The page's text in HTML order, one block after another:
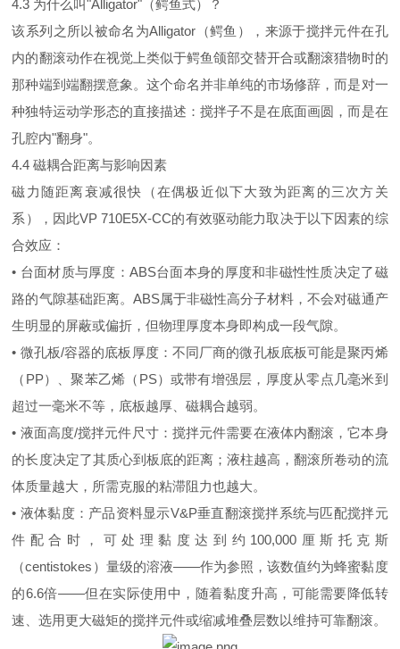
4.3 为什么叫"Alligator"（鳄鱼式）？
该系列之所以被命名为Alligator（鳄鱼），来源于搅拌元件在孔
内的翻滚动作在视觉上类似于鳄鱼颌部交替开合或翻滚猎物时的
那种端到端翻摆意象。这个命名并非单纯的市场修辞，而是对一
种独特运动学形态的直接描述：搅拌子不是在底面画圆，而是在
孔腔内"翻身"。
4.4 磁耦合距离与影响因素
磁力随距离衰减很快（在偶极近似下大致为距离的三次方关
系），因此VP 710E5X-CC的有效驱动能力取决于以下因素的综
合效应：
• 台面材质与厚度：ABS台面本身的厚度和非磁性性质决定了磁
路的气隙基础距离。ABS属于非磁性高分子材料，不会对磁通产
生明显的屏蔽或偏折，但物理厚度本身即构成一段气隙。
• 微孔板/容器的底板厚度：不同厂商的微孔板底板可能是聚丙烯
（PP）、聚苯乙烯（PS）或带有增强层，厚度从零点几毫米到
超过一毫米不等，底板越厚、磁耦合越弱。
• 液面高度/搅拌元件尺寸：搅拌元件需要在液体内翻滚，它本身
的长度决定了其质心到板底的距离；液柱越高，翻滚所卷动的流
体质量越大，所需克服的粘滞阻力也越大。
• 液体黏度：产品资料显示V&P垂直翻滚搅拌系统与匹配搅拌元
件配合时，可处理黏度达到约100,000厘斯托克斯
（centistokes）量级的溶液——作为参照，该数值约为蜂蜜黏度
的6.6倍——但在实际使用中，随着黏度升高，可能需要降低转
速、选用更大磁矩的搅拌元件或缩减堆叠层数以维持可靠翻滚。